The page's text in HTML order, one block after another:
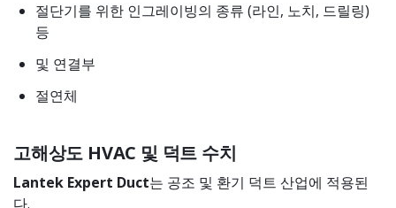
절단기를 위한 인그레이빙의 종류 (라인, 노치, 드릴링)
등
및 연결부
절연체
고해상도 HVAC 및 덕트 수치
Lantek Expert Duct는 공조 및 환기 덕트 산업에 적용된
다.